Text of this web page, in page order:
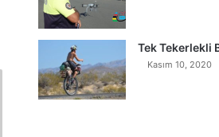
Tek Tekerlekli
Kasım 10, 2020